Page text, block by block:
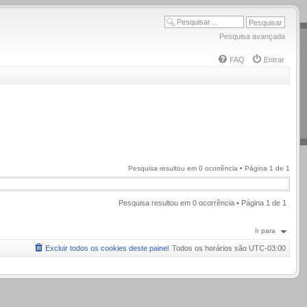
Pesquisa avançada
FAQ
Entrar
Pesquisa resultou em 0 ocorrência • Página 1 de 1
Pesquisa resultou em 0 ocorrência • Página 1 de 1
Ir para
Todos os horários são UTC-03:00
Excluir todos os cookies deste painel